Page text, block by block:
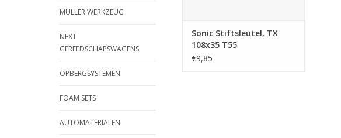
MÜLLER WERKZEUG
NEXT
GEREEDSCHAPSWAGENS
OPBERGSYSTEMEN
FOAM SETS
AUTOMATERIALEN
Sonic Stiftsleutel, TX
108x35 T55
€9,85